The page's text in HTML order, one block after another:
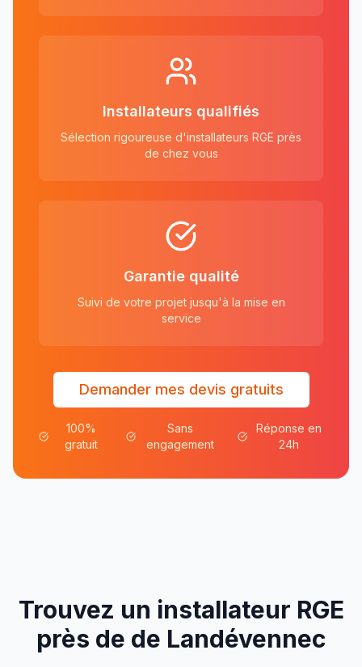
Installateurs qualifiés
Sélection rigoureuse d'installateurs RGE près
de chez vous
Garantie qualité
Suivi de votre projet jusqu'à la mise en
service
Demander mes devis gratuits
100%
gratuit
Sans
engagement
Réponse en
24h
Trouvez un installateur RGE
près de de Landévennec